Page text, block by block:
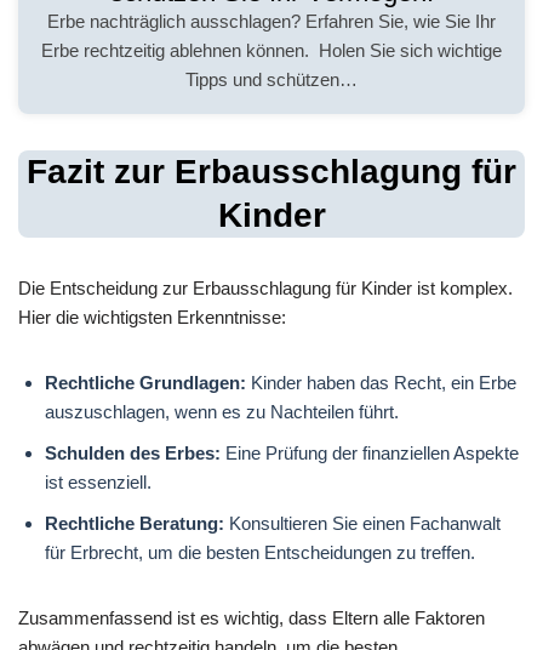
Erbe nachträglich ausschlagen? Erfahren Sie, wie Sie Ihr
Erbe rechtzeitig ablehnen können. ️ Holen Sie sich wichtige
Tipps und schützen…
Fazit zur Erbausschlagung für
Kinder
Die Entscheidung zur Erbausschlagung für Kinder ist komplex.
Hier die wichtigsten Erkenntnisse:
Rechtliche Grundlagen: Kinder haben das Recht, ein Erbe
auszuschlagen, wenn es zu Nachteilen führt.
Schulden des Erbes: Eine Prüfung der finanziellen Aspekte
ist essenziell.
Rechtliche Beratung: Konsultieren Sie einen Fachanwalt
für Erbrecht, um die besten Entscheidungen zu treffen.
Zusammenfassend ist es wichtig, dass Eltern alle Faktoren